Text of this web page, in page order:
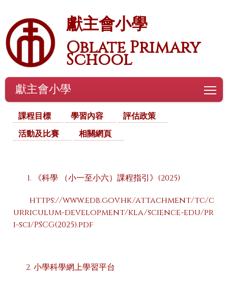
獻主會小學
Oblate Primary
School
獻主會小學
課程目標 學習內容
評估政策
活動及比賽
相關網頁
《科學 （小一至小六）課程指引》(2025)
https://www.edb.gov.hk/attachment/tc/c
urriculum-development/kla/science-edu/pr
i-sci/PSCG(2025).pdf
小學科學網上學習平台